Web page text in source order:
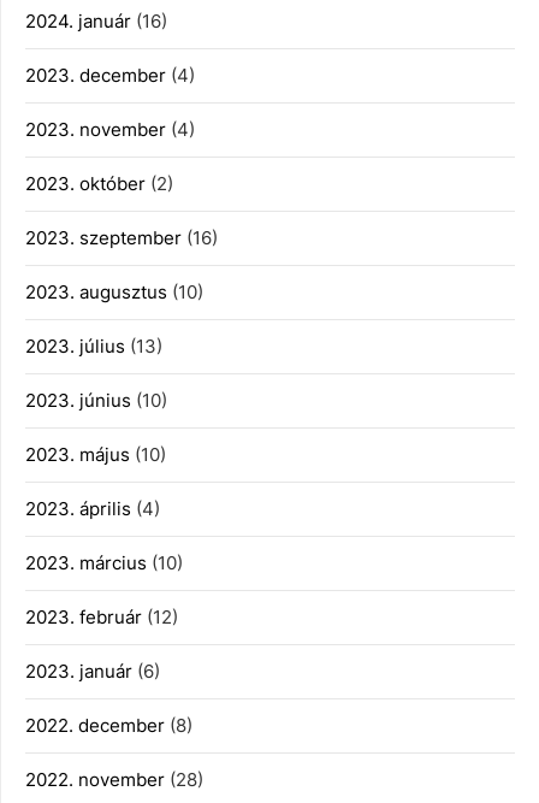
2024. január (16)
2023. december (4)
2023. november (4)
2023. október (2)
2023. szeptember (16)
2023. augusztus (10)
2023. július (13)
2023. június (10)
2023. május (10)
2023. április (4)
2023. március (10)
2023. február (12)
2023. január (6)
2022. december (8)
2022. november (28)